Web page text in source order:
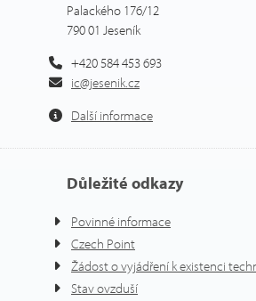
Palackého 176/12
790 01 Jeseník
+420 584 453 693
ic@jesenik.cz
Další informace
Důležité odkazy
Povinné informace
Czech Point
Žádost o vyjádření k existenci
Stav ovzduší